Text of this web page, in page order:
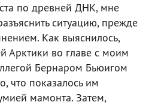
по древней ДНК, мне
ситуацию, прежде
Как выяснилось,
Арктики во главе с моим
Бернаром Бьюигом
что показалось им
мамонта. Затем,